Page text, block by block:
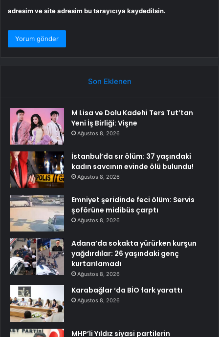
adresim ve site adresim bu tarayıcıya kaydedilsin.
Son Eklenen
M Lisa ve Dolu Kadehi Ters Tut’tan
Yeni İş Birliği: Vişne
Ağustos 8, 2026
İstanbul’da sır ölüm: 37 yaşındaki
kadın savcının evinde ölü bulundu!
Ağustos 8, 2026
Emniyet şeridinde feci ölüm: Servis
şoförüne midibüs çarptı
Ağustos 8, 2026
Adana’da sokakta yürürken kurşun
yağdırdılar: 26 yaşındaki genç
kurtarılamadı
Ağustos 8, 2026
Karabağlar ‘da BİO fark yarattı
Ağustos 8, 2026
MHP’li Yıldız siyasi partilerin